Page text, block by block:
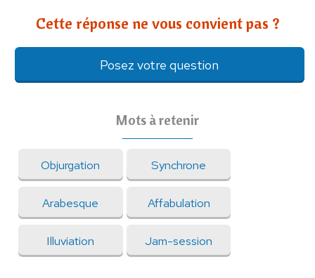
Cette réponse ne vous convient pas ?
Posez votre question
Mots à retenir
Objurgation Synchrone
Arabesque Affabulation
Illuviation Jam-session